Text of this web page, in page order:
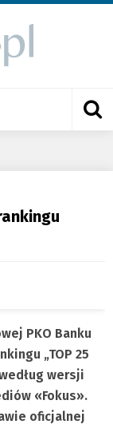
PKO Banku
„TOP 25
wersji
«Fokus».
oficjalnej